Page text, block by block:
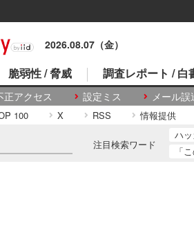
2026.08.07（金）
正アクセス 設定ミス メール誤
脆弱性 / 脅威 調査レポート / 白
100 X RSS 情報提供
注目検索ワード
ハ
「